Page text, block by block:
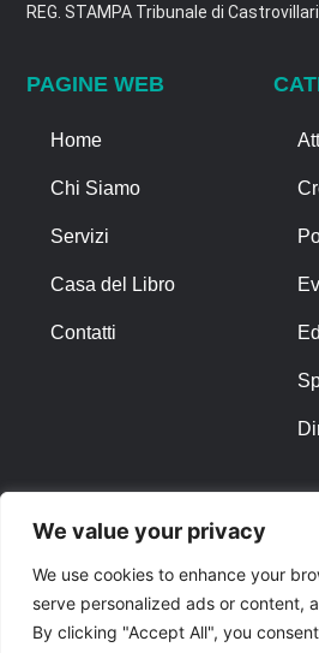
We value your privacy
We use cookies to enhance your
serve personalized ads or content,
By clicking "Accept All", you
REG. STAMPA Tribunale di Castrovillari
PAGINE WEB
Home
Chi Siamo
Servizi
Casa del Libro
Contatti
Privacy Policy